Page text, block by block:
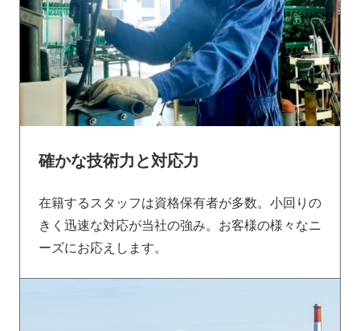
確かな技術力と対応力
在籍するスタッフは資格保有者が多数。小回りの
きく迅速な対応が当社の強み。お客様の様々なニ
ーズにお応えします。